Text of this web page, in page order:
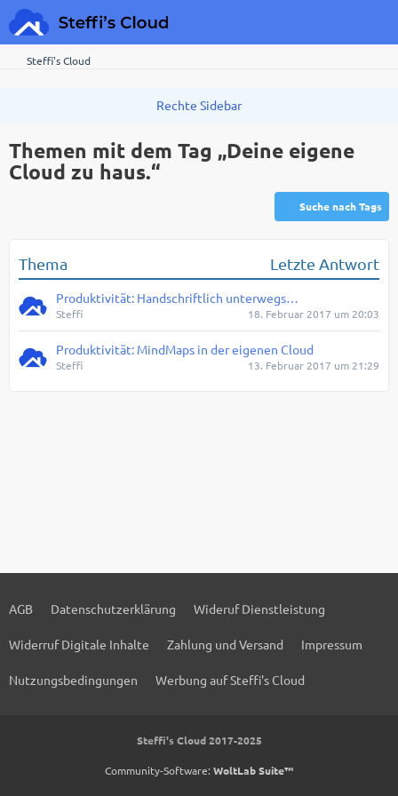
Steffi's Cloud
Themen mit dem Tag „Deine eigene
Cloud zu haus.“
Suche nach Tags
Thema Letzte Antwort
Produktivität: Handschriftlich unterwegs…
Steffi 18. Februar 2017 um 20:03
Produktivität: MindMaps in der eigenen Cloud
Steffi 13. Februar 2017 um 21:29
AGB Datenschutzerklärung Wideruf Dienstleistung
Widerruf Digitale Inhalte Zahlung und Versand Impressum
Nutzungsbedingungen Werbung auf Steffi's Cloud
Steffi's Cloud 2017-2025
Community-Software: WoltLab Suite™